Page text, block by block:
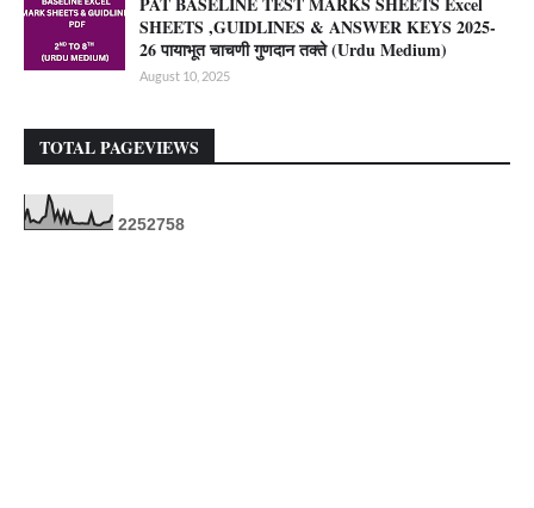
SHEETS ,GUIDLINES & ANSWER KEYS 2025-
26 पायाभूत चाचणी गुणदान तक्ते (Urdu Medium)
August 10, 2025
TOTAL PAGEVIEWS
2252758